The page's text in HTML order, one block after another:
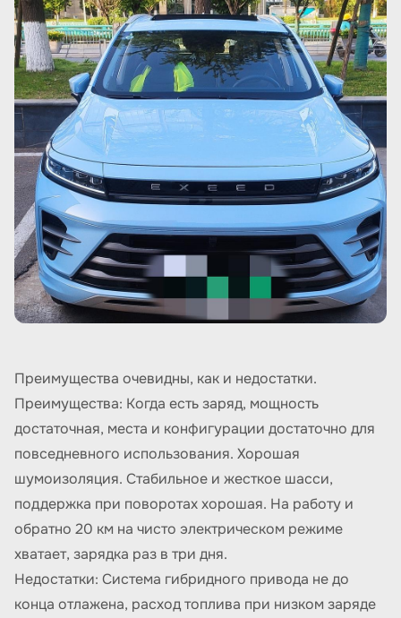
Преимущества очевидны, как и недостатки.
Преимущества: Когда есть заряд, мощность
достаточная, места и конфигурации достаточно для
повседневного использования. Хорошая
шумоизоляция. Стабильное и жесткое шасси,
поддержка при поворотах хорошая. На работу и
обратно 20 км на чисто электрическом режиме
хватает, зарядка раз в три дня.
Недостатки: Система гибридного привода не до
конца отлажена, расход топлива при низком заряде